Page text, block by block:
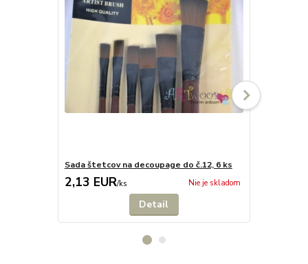
Sada štetcov na decoupage do č.12, 6 ks
2,13 EUR/ks Nie je skladom
Detail